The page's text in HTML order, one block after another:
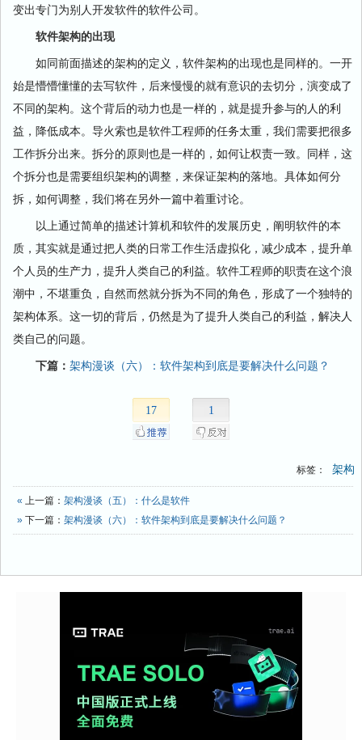
变出专门为别人开发软件的软件公司。
软件架构的出现
如同前面描述的架构的定义，软件架构的出现也是同样的。一开
始是懵懵懂懂的去写软件，后来慢慢的就有意识的去切分，演变成了
不同的架构。这个背后的动力也是一样的，就是提升参与的人的利
益，降低成本。导火索也是软件工程师的任务太重，我们需要把很多
工作拆分出来。拆分的原则也是一样的，如何让权责一致。同样，这
个拆分也是需要组织架构的调整，来保证架构的落地。具体如何分
拆，如何调整，我们将在另外一篇中着重讨论。
以上通过简单的描述计算机和软件的发展历史，阐明软件的本
质，其实就是通过把人类的日常工作生活虚拟化，减少成本，提升单
个人员的生产力，提升人类自己的利益。软件工程师的职责在这个浪
潮中，不堪重负，自然而然就分拆为不同的角色，形成了一个独特的
架构体系。这一切的背后，仍然是为了提升人类自己的利益，解决人
类自己的问题。
下篇： 架构漫谈（六）：软件架构到底是要解决什么问题？
17 1
标签： 架构
« 上一篇： 架构漫谈（五）：什么是软件
» 下一篇： 架构漫谈（六）：软件架构到底是要解决什么问题？